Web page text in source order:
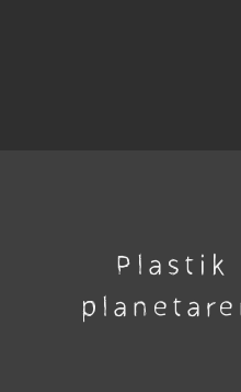
Plastik